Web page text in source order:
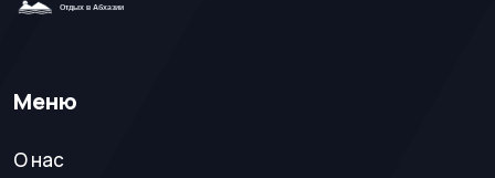
Меню
О нас